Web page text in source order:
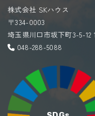
株式会社 SKハウス
〒334-0003
埼玉県川口市坂下町3-5-12
048-288-5088